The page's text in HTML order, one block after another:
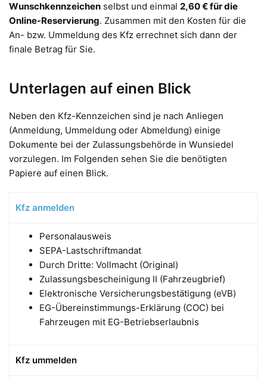
Wunschkennzeichen selbst und einmal 2,60 € für die
Online-Reservierung. Zusammen mit den Kosten für die
An- bzw. Ummeldung des Kfz errechnet sich dann der
finale Betrag für Sie.
Unterlagen auf einen Blick
Neben den Kfz-Kennzeichen sind je nach Anliegen
(Anmeldung, Ummeldung oder Abmeldung) einige
Dokumente bei der Zulassungsbehörde in Wunsiedel
vorzulegen. Im Folgenden sehen Sie die benötigten
Papiere auf einen Blick.
Kfz anmelden
Personalausweis
SEPA-Lastschriftmandat
Durch Dritte: Vollmacht (Original)
Zulassungsbescheinigung II (Fahrzeugbrief)
Elektronische Versicherungsbestätigung (eVB)
EG-Übereinstimmungs-Erklärung (COC) bei
Fahrzeugen mit EG-Betriebserlaubnis
Kfz ummelden